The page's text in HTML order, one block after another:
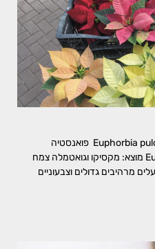
חלבלוב הדור Euphorbia pulcherrima Poinsettia פואנסטיה
משפחה: חלבלוביים, Euphorbiaceae מוצא: מקסיקו וגואטמלה צמח
מרהיבים גדולים וצבעוניים